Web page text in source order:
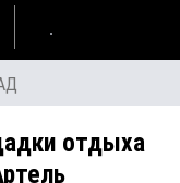
отдыха